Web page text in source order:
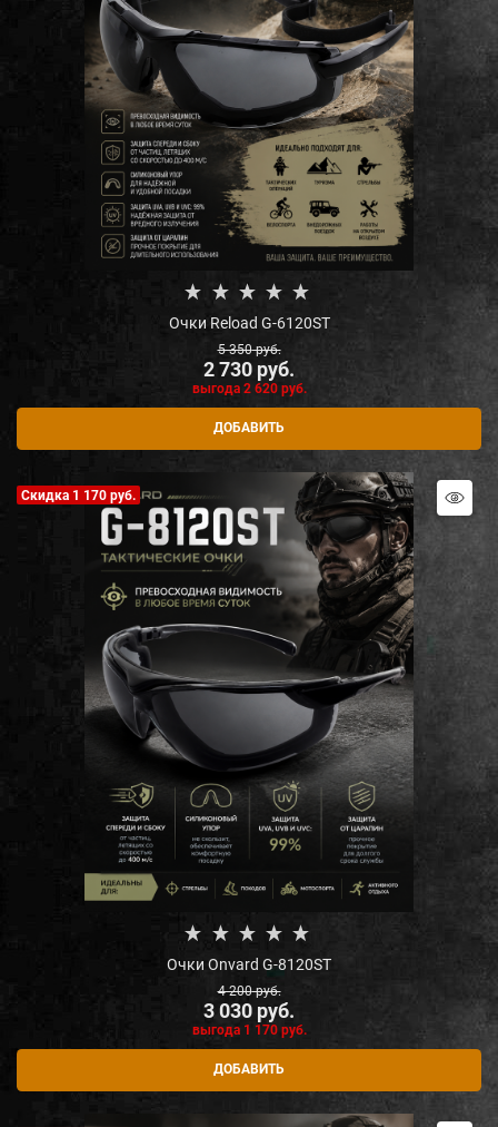
Очки Reload G-6120ST
5 350 руб.
2 730 руб.
выгода 2 620 руб.
ДОБАВИТЬ
Скидка 1 170 руб.
Очки Onvard G-8120ST
4 200 руб.
3 030 руб.
выгода 1 170 руб.
ДОБАВИТЬ